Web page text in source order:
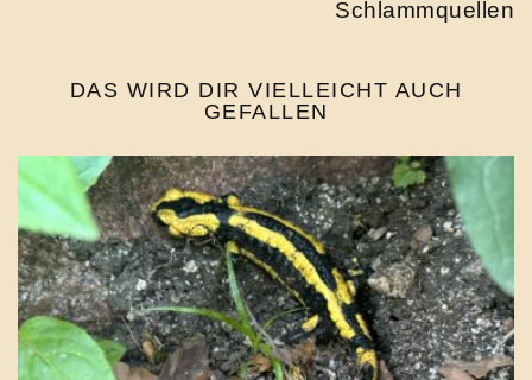
Schlammquellen
DAS WIRD DIR VIELLEICHT AUCH
GEFALLEN